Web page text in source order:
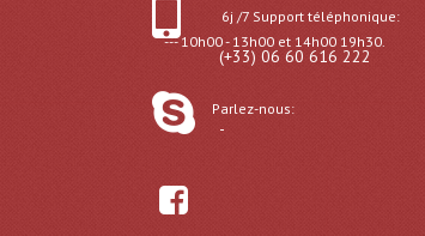
6j /7 Support téléphonique:
--- 10h00 - 13h00 et 14h00 19h30.
(+33) 06 60 616 222
Parlez-nous:
-